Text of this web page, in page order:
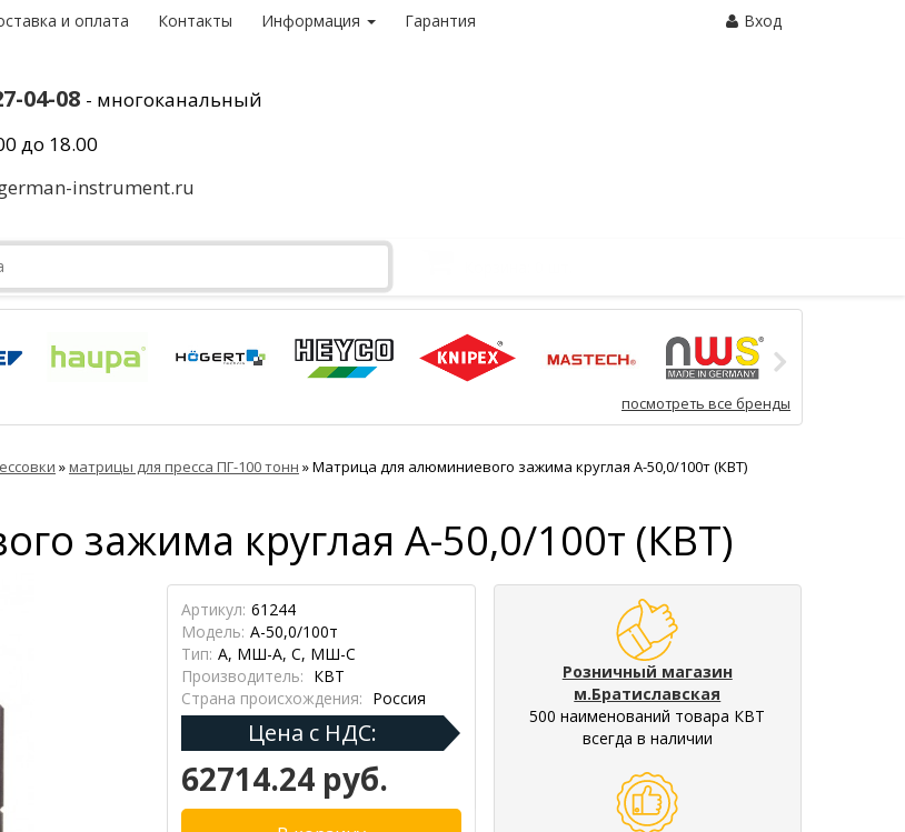
и оплата Контакты Информация Гарантия Вход
04-08 - многоканальный
до 18.00
instrument.ru
посмотреть все бренды
»матрицы для пресса ПГ-100 тонн »Матрица для алюминиевого зажима круглая А-50,0/100т (КВТ)
зажима круглая А-50,0/100т (КВТ)
Артикул: 61244
Модель: А-50,0/100т
Тип: А, МШ-А, С, МШ-С
Производитель: КВТ
Страна происхождения: Россия
Цена с НДС:
62714.24 руб.
Розничный магазин
м.Братиславская
500 наименований товара КВТ
всегда в наличии